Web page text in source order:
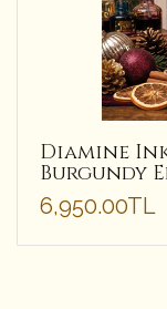
Diamine
Burgundy
6,950.00TL